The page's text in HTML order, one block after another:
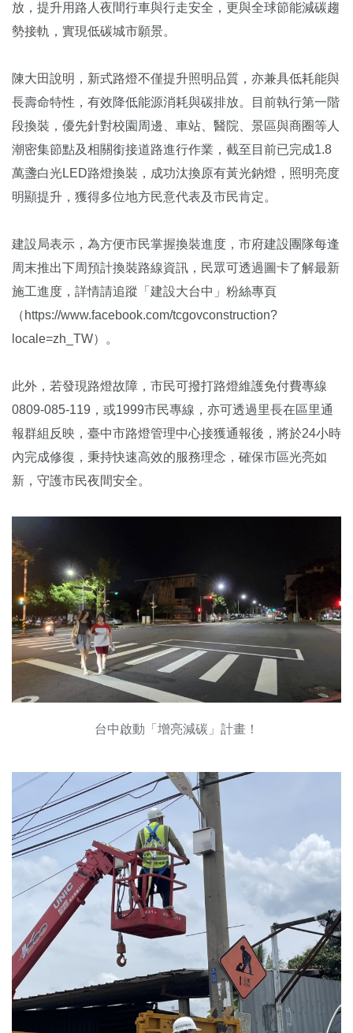
放，提升用路人夜間行車與行走安全，更與全球節能減碳趨
勢接軌，實現低碳城市願景。
陳大田說明，新式路燈不僅提升照明品質，亦兼具低耗能與
長壽命特性，有效降低能源消耗與碳排放。目前執行第一階
段換裝，優先針對校園周邊、車站、醫院、景區與商圈等人
潮密集節點及相關銜接道路進行作業，截至目前已完成1.8
萬盞白光LED路燈換裝，成功汰換原有黃光鈉燈，照明亮度
明顯提升，獲得多位地方民意代表及市民肯定。
建設局表示，為方便市民掌握換裝進度，市府建設團隊每逢
周末推出下周預計換裝路線資訊，民眾可透過圖卡了解最新
施工進度，詳情請追蹤「建設大台中」粉絲專頁
（https://www.facebook.com/tcgovconstruction?
locale=zh_TW）。
此外，若發現路燈故障，市民可撥打路燈維護免付費專線
0809-085-119，或1999市民專線，亦可透過里長在區里通
報群組反映，臺中市路燈管理中心接獲通報後，將於24小時
內完成修復，秉持快速高效的服務理念，確保市區光亮如
新，守護市民夜間安全。
台中啟動「增亮減碳」計畫！